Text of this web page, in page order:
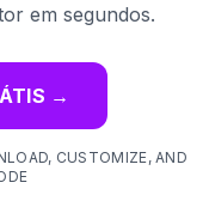
em segundos.
→
CUSTOMIZE, AND